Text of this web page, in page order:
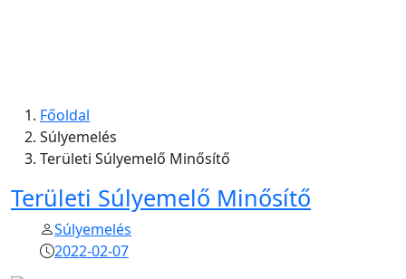
Főoldal
Súlyemelés
Területi Súlyemelő Minősítő
Területi Súlyemelő Minősítő
Súlyemelés
2022-02-07